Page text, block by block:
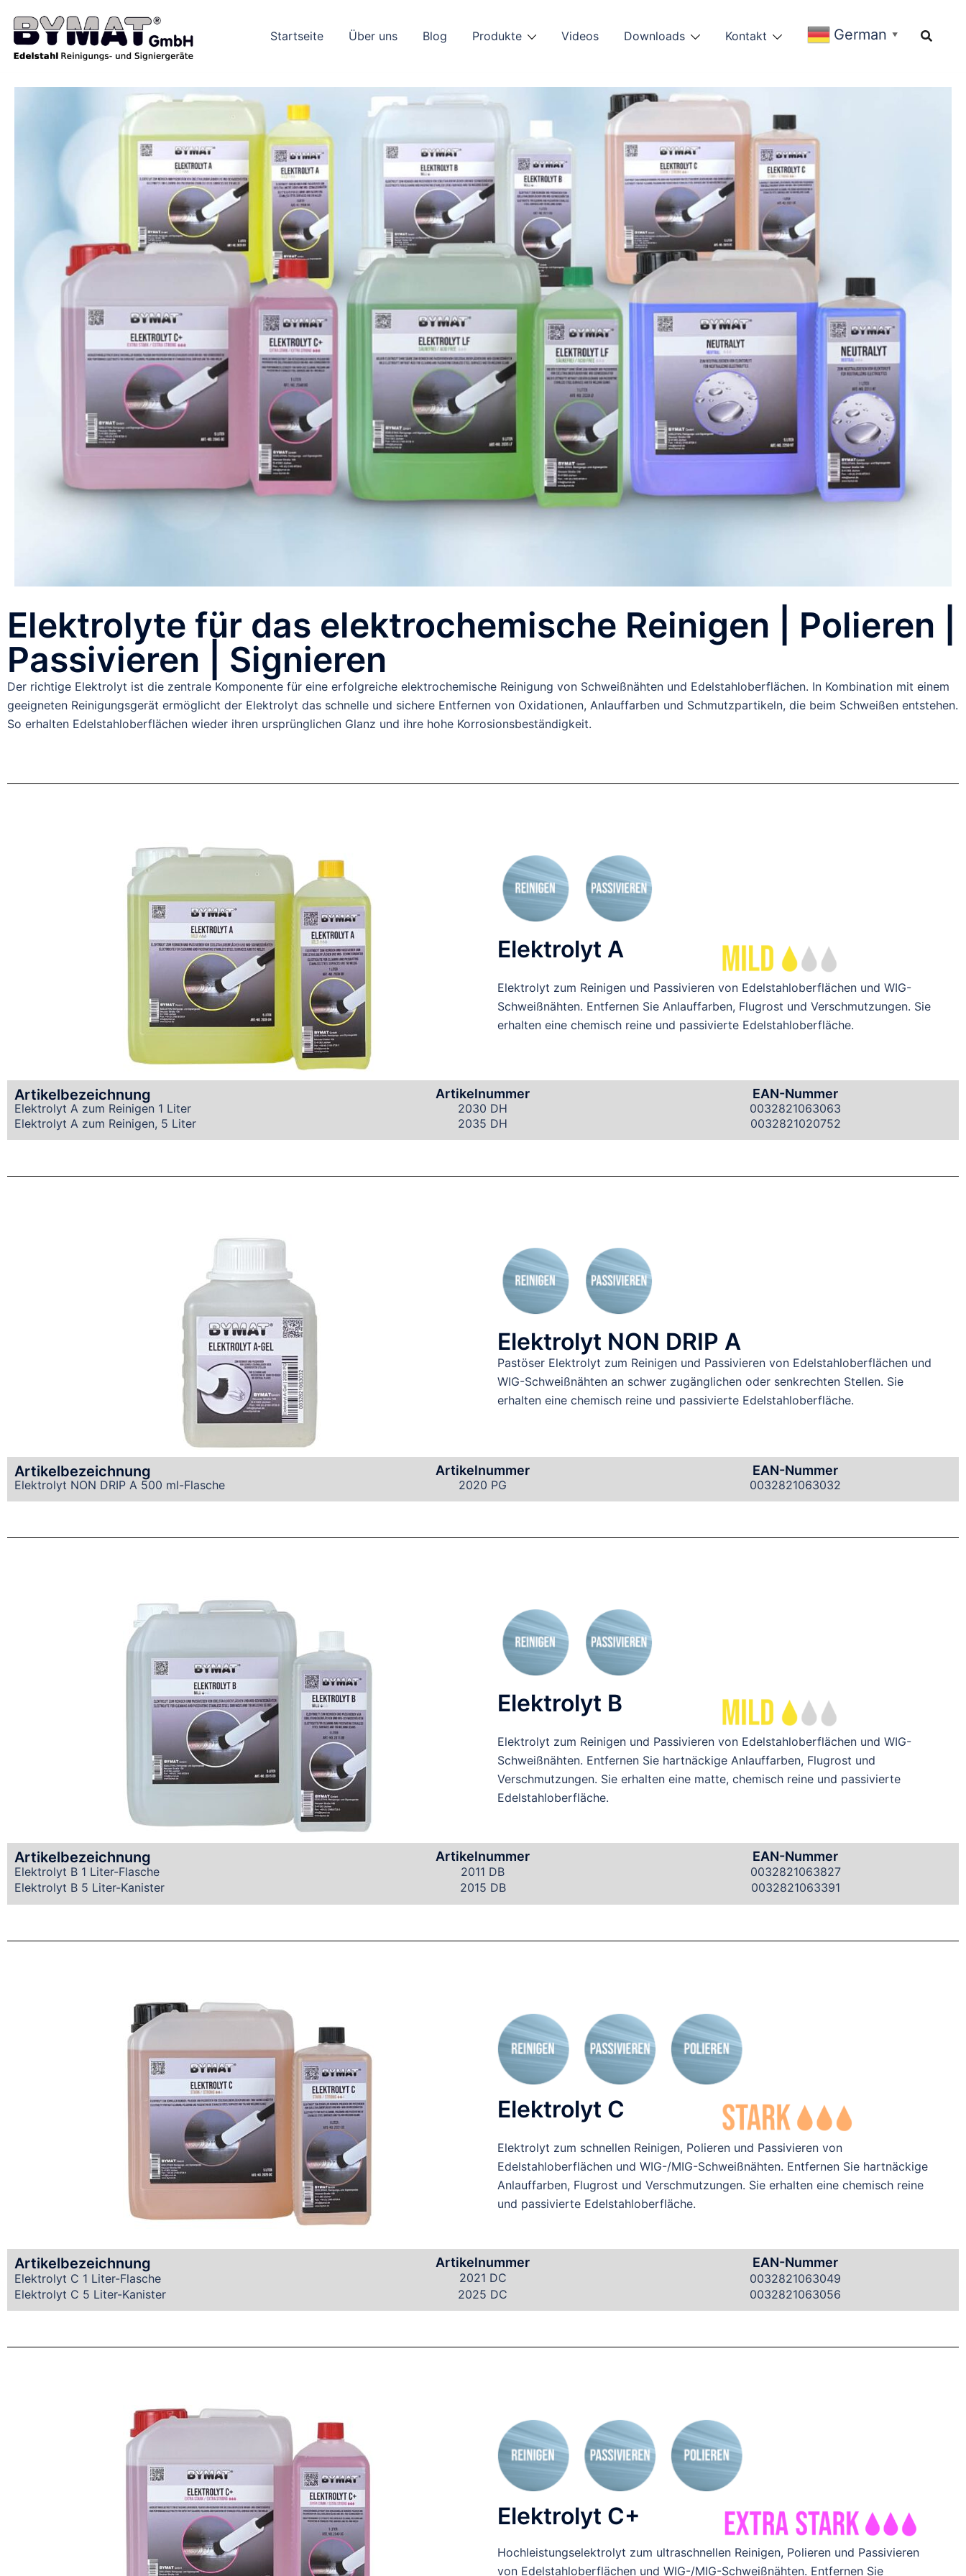
Startseite Über uns Blog Produkte Videos Downloads Kontakt German ▼
Elektrolyte für das elektrochemische Reinigen | Polieren |
Passivieren | Signieren
Der richtige Elektrolyt ist die zentrale Komponente für eine erfolgreiche elektrochemische Reinigung von Schweißnähten und Edelstahloberflächen. In Kombination mit einem
geeigneten Reinigungsgerät ermöglicht der Elektrolyt das schnelle und sichere Entfernen von Oxidationen, Anlauffarben und Schmutzpartikeln, die beim Schweißen entstehen.
So erhalten Edelstahloberflächen wieder ihren ursprünglichen Glanz und ihre hohe Korrosionsbeständigkeit.
Elektrolyt A
Elektrolyt zum Reinigen und Passivieren von Edelstahloberflächen und WIG-
Schweißnähten. Entfernen Sie Anlauffarben, Flugrost und Verschmutzungen. Sie
erhalten eine chemisch reine und passivierte Edelstahloberfläche.
Artikelbezeichnung Artikelnummer EAN-Nummer
Elektrolyt A zum Reinigen 1 Liter 2030 DH
0032821063063
Elektrolyt A zum Reinigen, 5 Liter
2035 DH 0032821020752
Elektrolyt NON DRIP A
Pastöser Elektrolyt zum Reinigen und Passivieren von Edelstahloberflächen und
WIG-Schweißnähten an schwer zugänglichen oder senkrechten Stellen. Sie
erhalten eine chemisch reine und passivierte Edelstahloberfläche.
Artikelbezeichnung Artikelnummer EAN-Nummer
Elektrolyt NON DRIP A 500 ml-Flasche 2020 PG 0032821063032
Elektrolyt B
Elektrolyt zum Reinigen und Passivieren von Edelstahloberflächen und WIG-
Schweißnähten. Entfernen Sie hartnäckige Anlauffarben, Flugrost und
Verschmutzungen. Sie erhalten eine matte, chemisch reine und passivierte
Edelstahloberfläche.
Artikelbezeichnung Artikelnummer EAN-Nummer
Elektrolyt B 1 Liter-Flasche 2011 DB
0032821063827
Elektrolyt B 5 Liter-Kanister
2015 DB 0032821063391
Elektrolyt C
Elektrolyt zum schnellen Reinigen, Polieren und Passivieren von
Edelstahloberflächen und WIG-/MIG-Schweißnähten. Entfernen Sie hartnäckige
Anlauffarben, Flugrost und Verschmutzungen. Sie erhalten eine chemisch reine
und passivierte Edelstahloberfläche.
Artikelbezeichnung Artikelnummer EAN-Nummer
Elektrolyt C 1 Liter-Flasche 2021 DC
0032821063049
Elektrolyt C 5 Liter-Kanister
2025 DC 0032821063056
Elektrolyt C+
Hochleistungselektrolyt zum ultraschnellen Reinigen, Polieren und Passivieren
von Edelstahloberflächen und WIG-/MIG-Schweißnähten. Entfernen Sie